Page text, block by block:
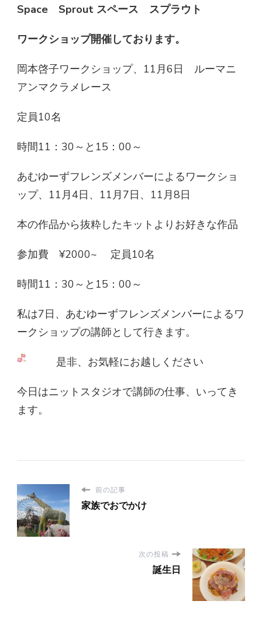
Space Sprout スペース スプラウト
ワークショップ開催しております。
岡本啓子ワークショップ、11月6日 ルーマニ
アンマクラメレース
定員10名
時間11：30～と15：00～
あむゆーずフレンズメンバーによるワークショ
ップ、11月4日、11月7日、11月8日
本の作品から抜粋したキットよりお好きな作品
参加費 ¥2000~ 定員10名
時間11：30～と15：00～
私は7日、あむゆーずフレンズメンバーによるワ
ークショップの講師として行きます。
是非、お気軽にお越しください
今日はニットスタジオで講師の仕事、いってき
ます。
前の記事
家族でおでかけ
次の投稿
誕生日